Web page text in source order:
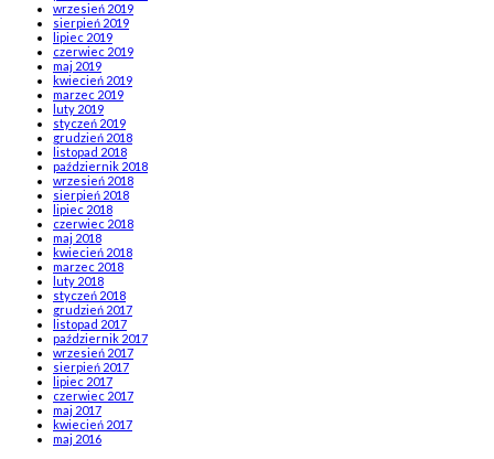
wrzesień 2019
sierpień 2019
lipiec 2019
czerwiec 2019
maj 2019
kwiecień 2019
marzec 2019
luty 2019
styczeń 2019
grudzień 2018
listopad 2018
październik 2018
wrzesień 2018
sierpień 2018
lipiec 2018
czerwiec 2018
maj 2018
kwiecień 2018
marzec 2018
luty 2018
styczeń 2018
grudzień 2017
listopad 2017
październik 2017
wrzesień 2017
sierpień 2017
lipiec 2017
czerwiec 2017
maj 2017
kwiecień 2017
maj 2016